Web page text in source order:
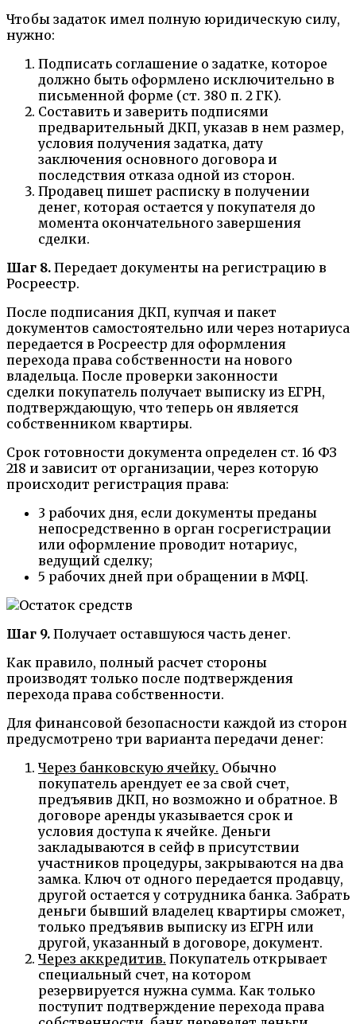
Чтобы задаток имел полную юридическую силу,
нужно:
Подписать соглашение о задатке, которое
должно быть оформлено исключительно в
письменной форме (ст. 380 п. 2 ГК).
Составить и заверить подписями
предварительный ДКП, указав в нем размер,
условия получения задатка, дату
заключения основного договора и
последствия отказа одной из сторон.
Продавец пишет расписку в получении
денег, которая остается у покупателя до
момента окончательного завершения
сделки.
Шаг 8. Передает документы на регистрацию в
Росреестр.
После подписания ДКП, купчая и пакет
документов самостоятельно или через нотариуса
передается в Росреестр для оформления
перехода права собственности на нового
владельца. После проверки законности
сделки покупатель получает выписку из ЕГРН,
подтверждающую, что теперь он является
собственником квартиры.
Срок готовности документа определен ст. 16 ФЗ
218 и зависит от организации, через которую
происходит регистрация права:
3 рабочих дня, если документы преданы
непосредственно в орган госрегистрации
или оформление проводит нотариус,
ведущий сделку;
5 рабочих дней при обращении в МФЦ.
Шаг 9. Получает оставшуюся часть денег.
Как правило, полный расчет стороны
производят только после подтверждения
перехода права собственности.
Для финансовой безопасности каждой из сторон
предусмотрено три варианта передачи денег:
Через банковскую ячейку. Обычно
покупатель арендует ее за свой счет,
предъявив ДКП, но возможно и обратное. В
договоре аренды указывается срок и
условия доступа к ячейке. Деньги
закладываются в сейф в присутствии
участников процедуры, закрываются на два
замка. Ключ от одного передается продавцу,
другой остается у сотрудника банка. Забрать
деньги бывший владелец квартиры сможет,
только предъявив выписку из ЕГРН или
другой, указанный в договоре, документ.
Через аккредитив. Покупатель открывает
специальный счет, на котором
резервируется нужна сумма. Как только
поступит подтверждение перехода права